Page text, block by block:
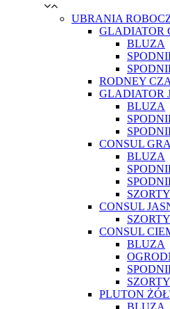
UBRANIA
GLADIATOR
BLUZA
RODNEY
GLADIATOR
BLUZA
CONSUL
BLUZA
SZORTY
CONSUL
SZORTY
CONSUL
BLUZA
SZORTY
PLUTON
BLUZA